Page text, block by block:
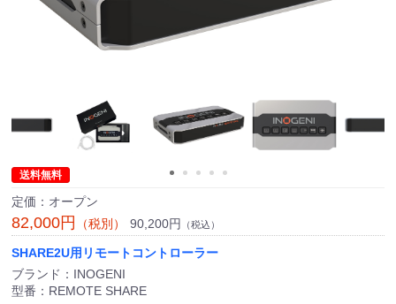
送料無料
定価：オープン
82,000円 （税別） 90,200円 （税込）
SHARE2U用リモートコントローラー
ブランド：INOGENI
型番：REMOTE SHARE